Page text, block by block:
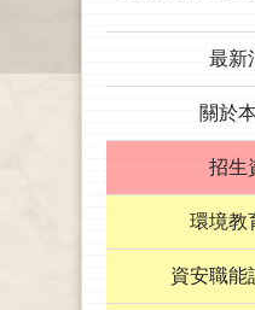
最新
關於
招生
環境教
資安職能